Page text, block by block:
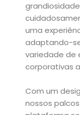
uma
adaptando-
variedade de
corporativas
Com um
nossos